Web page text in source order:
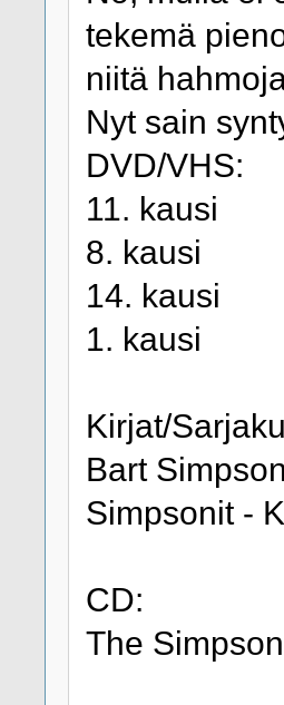
tekemä
niitä
Nyt sain
DVD/VHS:
11. kausi
8. kausi
14. kausi
1. kausi
Kirjat/
Bart
Simpsonit -
CD:
The